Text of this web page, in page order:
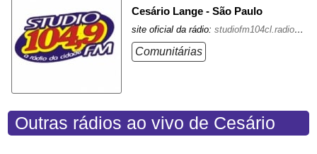
Cesário Lange - São Paulo
site oficial da rádio:studiofm104cl.radio12345.com/
Comunitárias
Outras rádios ao vivo de Cesário